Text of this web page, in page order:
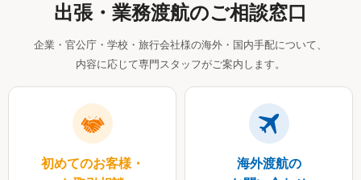
出張・業務渡航のご相談窓口
企業・官公庁・学校・旅行会社様の海外・国内手配について、
内容に応じて専門スタッフがご案内します。
初めてのお客様・
海外渡航の